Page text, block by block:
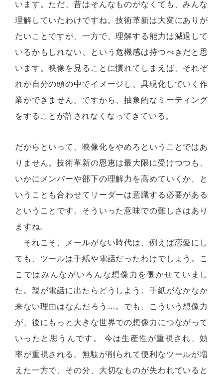
います。ただ、昔はそんなものがなくても、みんな
理解していたわけですね。技術革新は大変にありが
たいことですが、一方で、理解する能力は減退して
いるかもしれない、という危機感は持つべきだと思
います。映像を見ることに慣れてしまえば、それぞ
れが自分の頭の中でイメージし、具現化していく作
業ができません。ですから、抽象的なミーティング
をすることが許されなくなってきている。
だからといって、映像化をやめろということではあ
りません。技術革新の恩恵は最大限に受けつつも、
いかにメンバーや部下の理解力を高めていくか、と
いうことも合わせてリーダーは意識する必要がある
ということです。そういった意味での難しさはあり
ますね。
それこそ、メールがない時代は、例えば恋愛にし
ても、ツールは手紙や電話だったわけでしょう。こ
こではみんながいろんな想像力を働かせていまし
た。親が電話に出たらどうしよう。手紙がなかなか
来ない理由はなんだろう…。でも、こういう想像力
が、後にもっと大きな世界での想像力につながって
いったと思うんです。 今は生産性が重視され、効
率が重視される。無駄が削られて便利なツールが増
えた一方で、その分、大切なものが失われていると